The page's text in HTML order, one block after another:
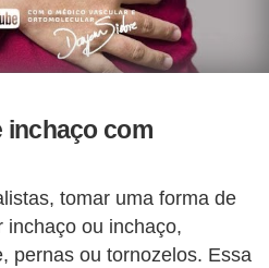
inchaço com
tomar uma forma de
inchaço ou inchaço,
pernas ou tornozelos. Essa